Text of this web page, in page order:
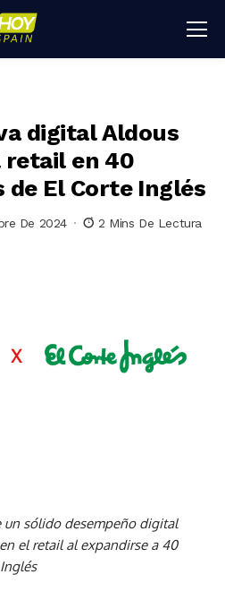
digital Aldous
retail en 40
El Corte Inglés
De 2024 2 Mins De Lectura
un sólido desempeño digital
el retail al expandirse a 40